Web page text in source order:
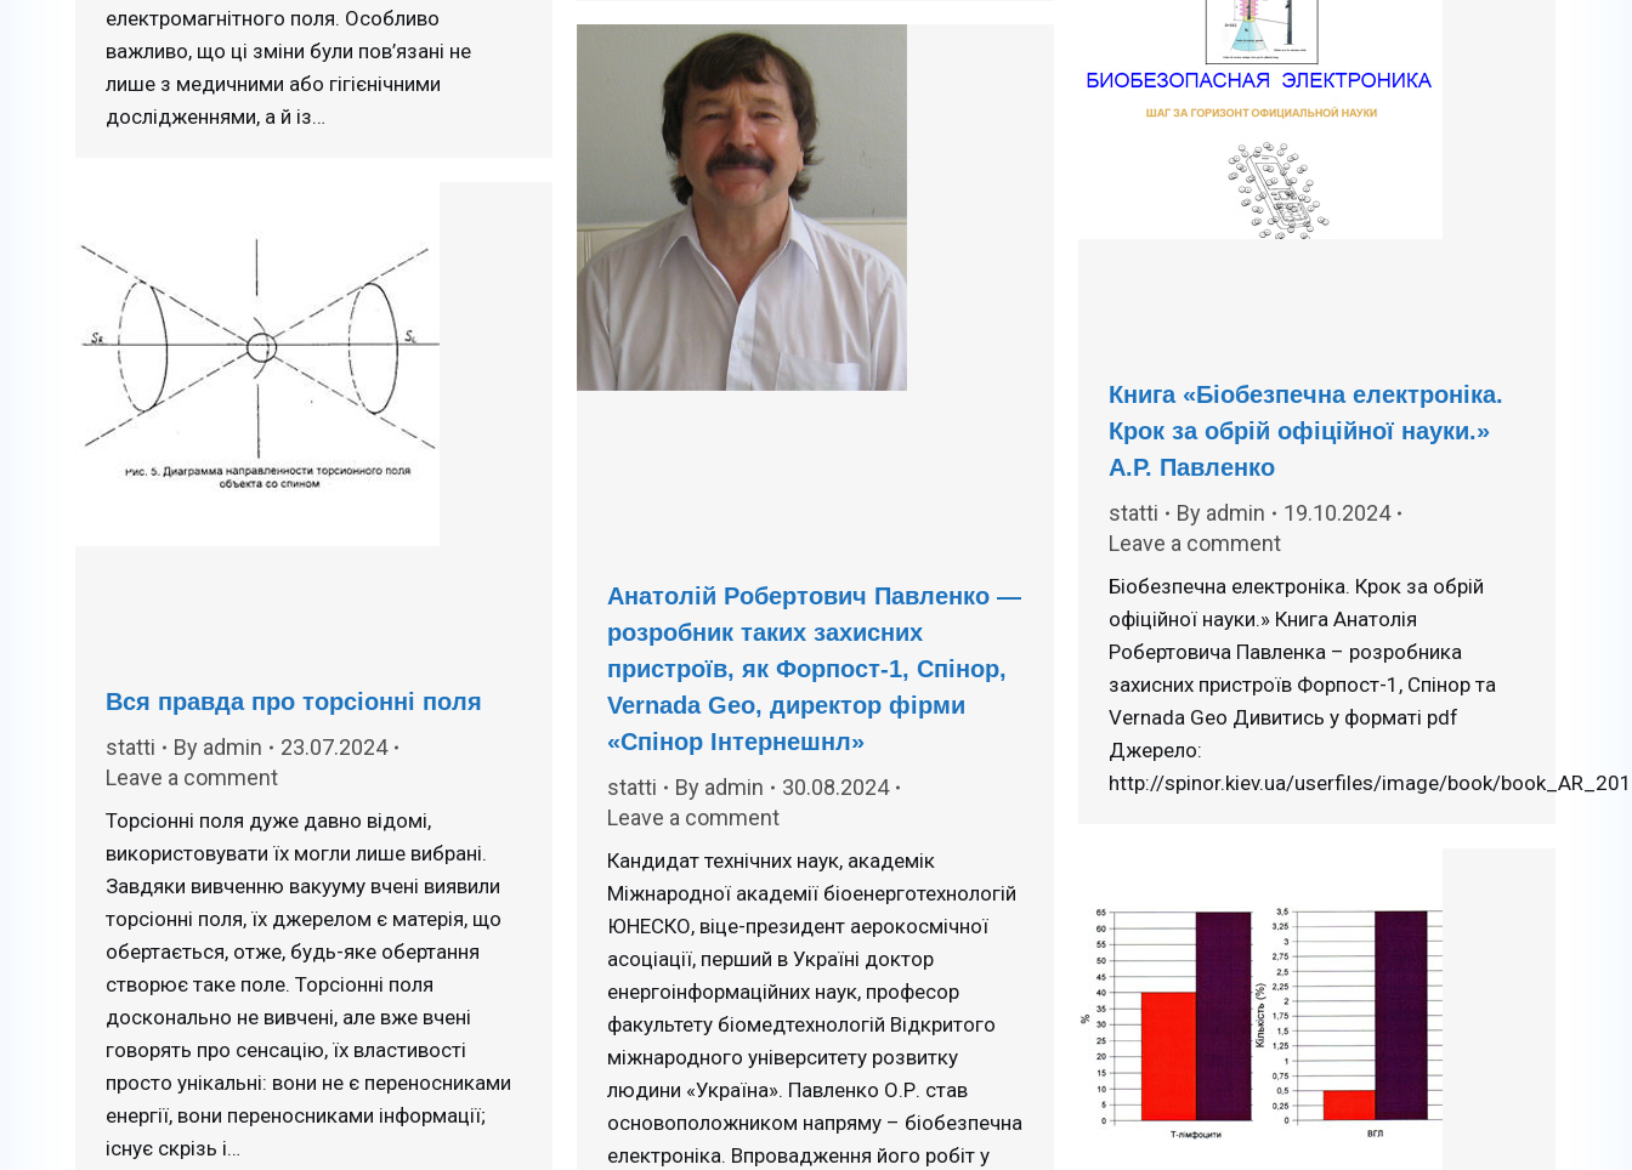
електромагнітного поля. Особливо
важливо, що ці зміни були пов’язані не
лише з медичними або гігієнічними
дослідженнями, а й із…
Книга «Біобезпечна електроніка.
Крок за обрій офіційної науки.»
А.Р. Павленко
statti By admin
19.10.2024
Leave a comment
Біобезпечна електроніка. Крок за обрій
офіційної науки.» Книга Анатолія
Робертовича Павленка – розробника
захисних пристроїв Форпост-1, Спінор та
Vernada Geo Дивитись у форматі pdf
Джерело:
http://spinor.kiev.ua/userfiles/image/book/
Анатолій Робертович Павленко —
розробник таких захисних
пристроїв, як Форпост-1, Спiнор,
Vernada Geo, директор фірми
«Спінор Інтернешнл»
statti By admin
30.08.2024
Leave a comment
Кандидат технічних наук, академік
Міжнародної академії біоенерготехнологій
ЮНЕСКО, віце-президент аерокосмічної
асоціації, перший в Україні доктор
енергоінформаційних наук, професор
факультету біомедтехнологій Відкритого
міжнародного університету розвитку
людини «Україна». Павленко О.Р. став
основоположником напряму – біобезпечна
електроніка. Впровадження його робіт у
Вся правда про торсіонні поля
statti By admin
23.07.2024
Leave a comment
Торсіонні поля дуже давно відомі,
використовувати їх могли лише вибрані.
Завдяки вивченню вакууму вчені виявили
торсіонні поля, їх джерелом є матерія, що
обертається, отже, будь-яке обертання
створює таке поле. Торсіонні поля
досконально не вивчені, але вже вчені
говорять про сенсацію, їх властивості
просто унікальні: вони не є переносниками
енергії, вони переносниками інформації;
існує скрізь і…